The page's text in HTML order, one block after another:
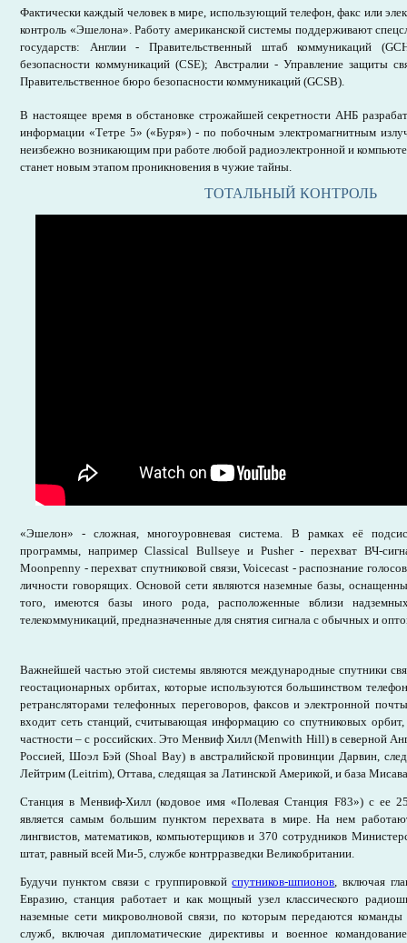
Фактически каждый человек в мире, использующий телефон, факс или
контроль «Эшелона». Работу американской системы поддерживают
государств: Англии - Правительственный штаб коммуникаций
безопасности коммуникаций (CSE); Австралии - Управление защиты
Правительственное бюро безопасности коммуникаций (GCSB).
В настоящее время в обстановке строжайшей секретности АНБ
информации «Тетре 5» («Буря») - по побочным электромагнитным
неизбежно возникающим при работе любой радиоэлектронной и
станет новым этапом проникновения в чужие тайны.
ТОТАЛЬНЫЙ КОНТРОЛЬ
«Эшелон» - сложная, многоуровневая система. В рамках её
программы, например Classical Bullseye и Pusher - перехват ВЧ-
Moonpenny - перехват спутниковой связи, Voicecast - распознание
личности говорящих. Основой сети являются наземные базы,
того, имеются базы иного рода, расположенные вблизи
телекоммуникаций, предназначенные для снятия сигнала с обычных и
Важнейшей частью этой системы являются международные спутники
геостационарных орбитах, которые используются большинством
ретрансляторами телефонных переговоров, факсов и электронной
входит сеть станций, считывающая информацию со спутниковых
частности – с российских. Это Менвиф Хилл (Menwith Hill) в северной
Россией, Шоэл Бэй (Shoal Bay) в австралийской провинции Дарвин,
Лейтрим (Leitrim), Оттава, следящая за Латинской Америкой, и база
Станция в Менвиф-Хилл (кодовое имя «Полевая Станция F83») с ее
является самым большим пунктом перехвата в мире. На нем
лингвистов, математиков, компьютерщиков и 370 сотрудников
штат, равный всей Ми-5, службе контрразведки Великобритании.
Будучи пунктом связи с группировкойспутников-шпионов, включая
Евразию, станция работает и как мощный узел классического
наземные сети микроволновой связи, по которым передаются команды
служб, включая дипломатические директивы и военное